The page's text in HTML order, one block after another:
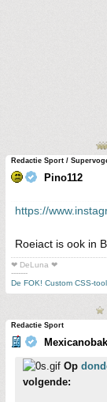
Redactie Sport /
Pino112
https://
Roeiact is ook in
❤ DeLuna ❤
-------
De FOK! Custom CSS-tool
Redactie Sport
Op
volgende: